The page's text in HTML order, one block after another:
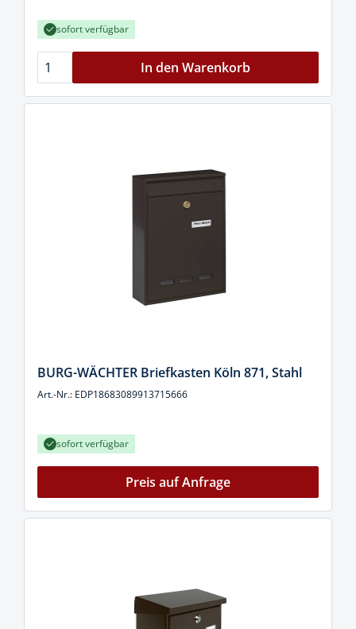
sofort verfügbar
In den Warenkorb
BURG-WÄCHTER Briefkasten Köln 871, Stahl
Art.-Nr.: EDP18683089913715666
sofort verfügbar
Preis auf Anfrage